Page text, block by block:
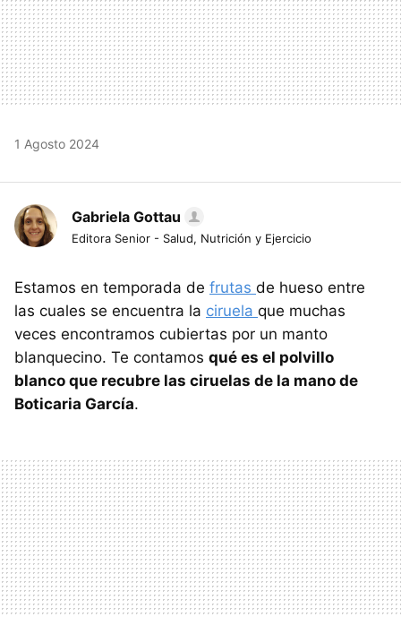
1 Agosto 2024
Gabriela Gottau
Editora Senior - Salud, Nutrición y Ejercicio
Estamos en temporada de frutas de hueso entre
las cuales se encuentra la ciruela que muchas
veces encontramos cubiertas por un manto
blanquecino. Te contamos qué es el polvillo
blanco que recubre las ciruelas de la mano de
Boticaria García.